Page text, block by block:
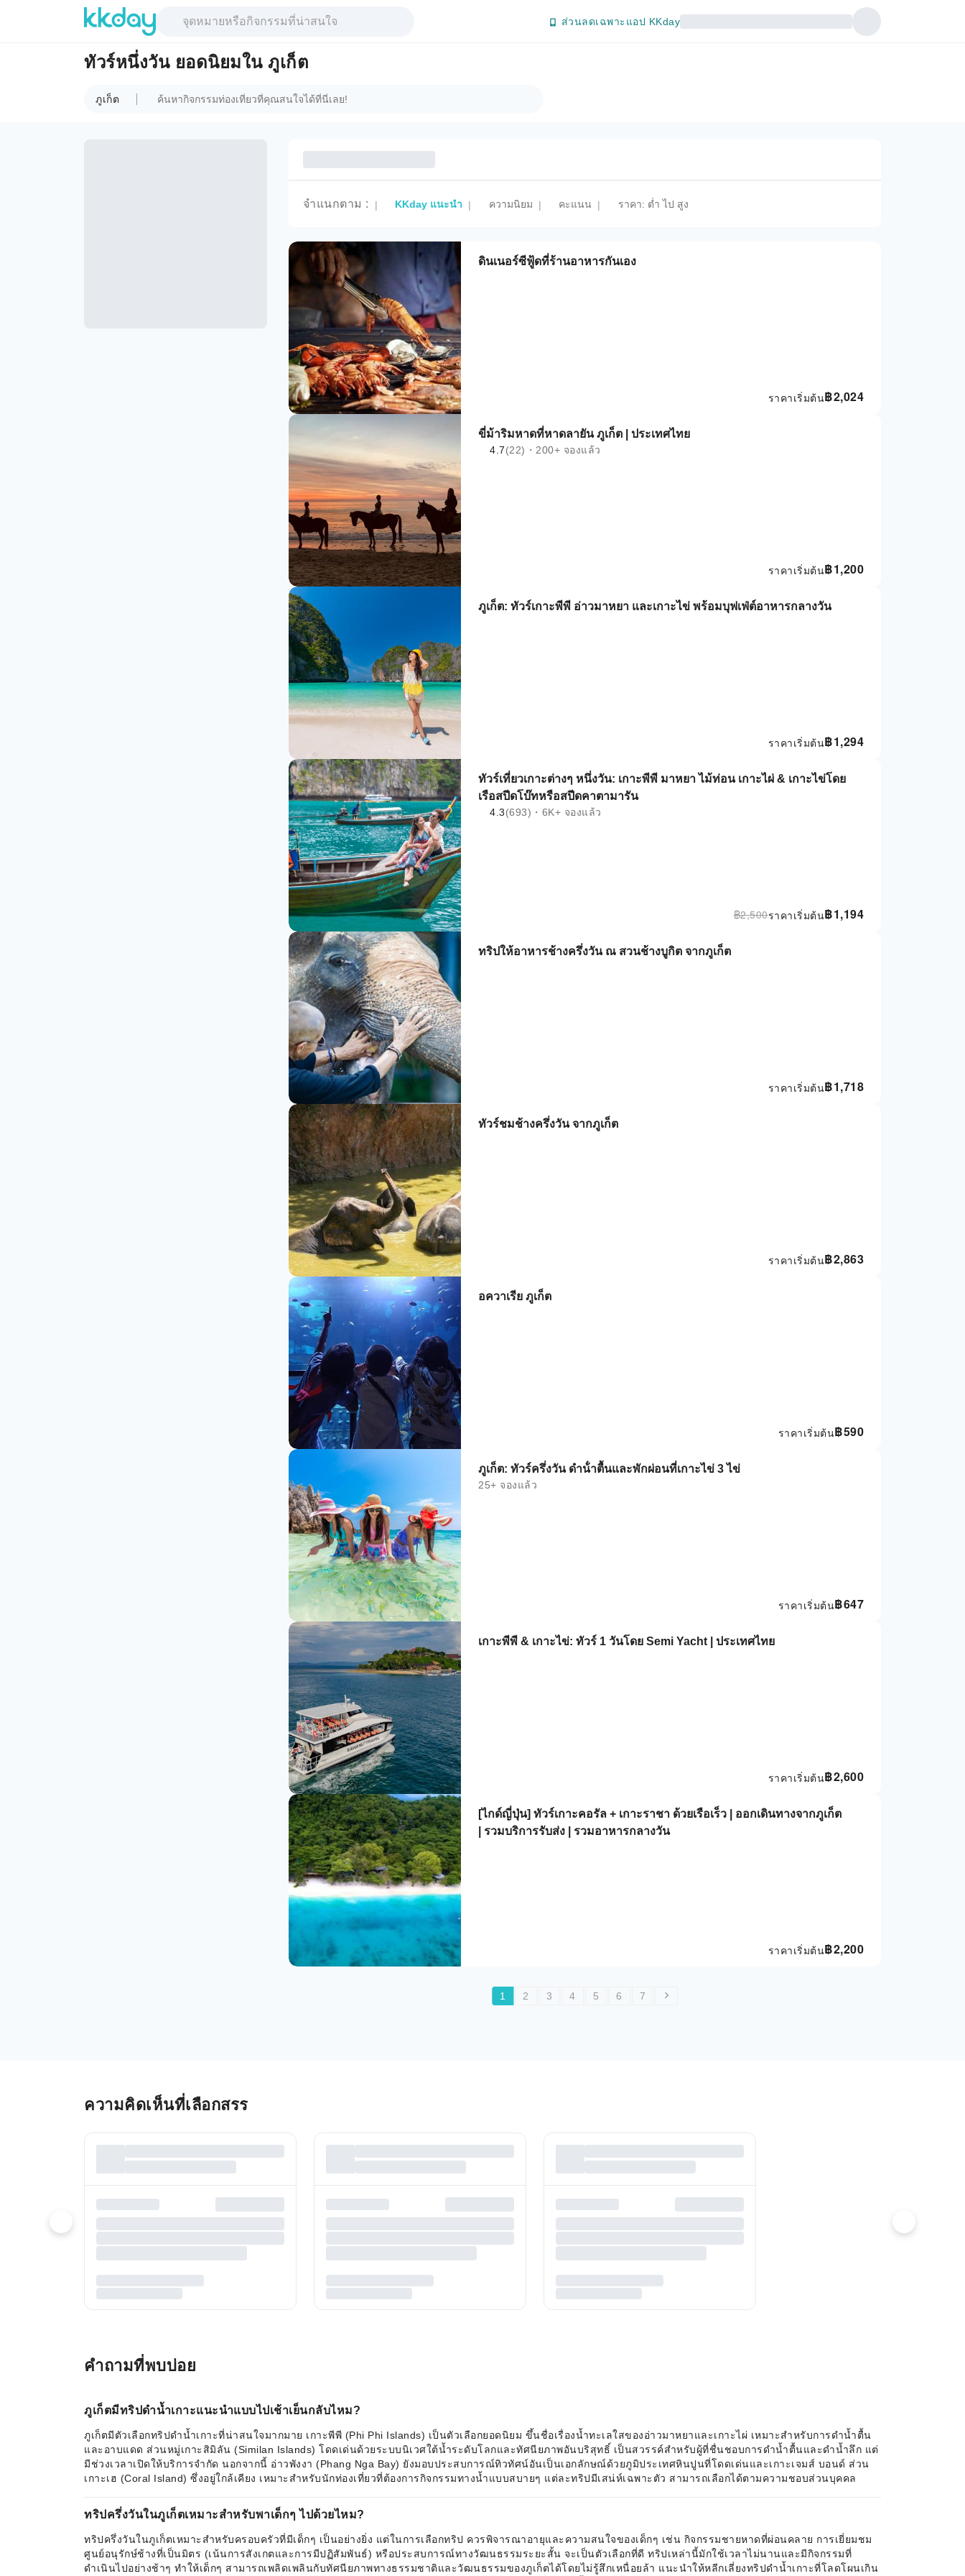
ส่วนลดเฉพาะแอป KKday
ทัวร์หนึ่งวัน ยอดนิยมใน ภูเก็ต
ภูเก็ต
จำแนกตาม : | KKday แนะนำ | ความนิยม | คะแนน | ราคา: ต่ำ ไป สูง
ดินเนอร์ซีฟู้ดที่ร้านอาหารกันเอง
฿2,024
ราคาเริ่มต้น
ขี่ม้าริมหาดที่หาดลายัน ภูเก็ต | ประเทศไทย
4.7(22)・200+ จองแล้ว
฿1,200
ราคาเริ่มต้น
ภูเก็ต: ทัวร์เกาะพีพี อ่าวมาหยา และเกาะไข่ พร้อมบุฟเฟ่ต์อาหารกลางวัน
฿1,294
ราคาเริ่มต้น
ทัวร์เที่ยวเกาะต่างๆ หนึ่งวัน: เกาะพีพี มาหยา ไม้ท่อน เกาะไผ่ & เกาะไข่โดย
เรือสปีดโบ๊ทหรือสปีดคาตามารัน
4.3(693)・6K+ จองแล้ว
฿1,194
ราคาเริ่มต้น
฿2,500
ทริปให้อาหารช้างครึ่งวัน ณ สวนช้างบูกิต จากภูเก็ต
฿1,718
ราคาเริ่มต้น
ทัวร์ชมช้างครึ่งวัน จากภูเก็ต
฿2,863
ราคาเริ่มต้น
อควาเรีย ภูเก็ต
฿590
ราคาเริ่มต้น
ภูเก็ต: ทัวร์ครึ่งวัน ดําน้ําตื้นและพักผ่อนที่เกาะไข่ 3 ไข่
25+ จองแล้ว
฿647
ราคาเริ่มต้น
เกาะพีพี & เกาะไข่: ทัวร์ 1 วันโดย Semi Yacht | ประเทศไทย
฿2,600
ราคาเริ่มต้น
[ไกด์ญี่ปุ่น] ทัวร์เกาะคอรัล + เกาะราชา ด้วยเรือเร็ว | ออกเดินทางจากภูเก็ต
| รวมบริการรับส่ง | รวมอาหารกลางวัน
฿2,200
ราคาเริ่มต้น
1 2 3 4 5 6 7
ความคิดเห็นที่เลือกสรร
คำถามที่พบบ่อย
ภูเก็ตมีทริปดำน้ำเกาะแนะนำแบบไปเช้าเย็นกลับไหม?
ภูเก็ตมีตัวเลือกทริปดำน้ำเกาะที่น่าสนใจมากมาย เกาะพีพี (Phi Phi Islands) เป็นตัวเลือกยอดนิยม ขึ้นชื่อเรื่องน้ำทะเลใสของอ่าวมาหยาและเกาะไผ่ เหมาะสำหรับการดำน้ำตื้น
และอาบแดด ส่วนหมู่เกาะสิมิลัน (Similan Islands) โดดเด่นด้วยระบบนิเวศใต้น้ำระดับโลกและทัศนียภาพอันบริสุทธิ์ เป็นสวรรค์สำหรับผู้ที่ชื่นชอบการดำน้ำตื้นและดำน้ำลึก แต่
มีช่วงเวลาเปิดให้บริการจำกัด นอกจากนี้ อ่าวพังงา (Phang Nga Bay) ยังมอบประสบการณ์ทิวทัศน์อันเป็นเอกลักษณ์ด้วยภูมิประเทศหินปูนที่โดดเด่นและเกาะเจมส์ บอนด์ ส่วน
เกาะเฮ (Coral Island) ซึ่งอยู่ใกล้เคียง เหมาะสำหรับนักท่องเที่ยวที่ต้องการกิจกรรมทางน้ำแบบสบายๆ แต่ละทริปมีเสน่ห์เฉพาะตัว สามารถเลือกได้ตามความชอบส่วนบุคคล
ทริปครึ่งวันในภูเก็ตเหมาะสำหรับพาเด็กๆ ไปด้วยไหม?
ทริปครึ่งวันในภูเก็ตเหมาะสำหรับครอบครัวที่มีเด็กๆ เป็นอย่างยิ่ง แต่ในการเลือกทริป ควรพิจารณาอายุและความสนใจของเด็กๆ เช่น กิจกรรมชายหาดที่ผ่อนคลาย การเยี่ยมชม
ศูนย์อนุรักษ์ช้างที่เป็นมิตร (เน้นการสังเกตและการมีปฏิสัมพันธ์) หรือประสบการณ์ทางวัฒนธรรมระยะสั้น จะเป็นตัวเลือกที่ดี ทริปเหล่านี้มักใช้เวลาไม่นานและมีกิจกรรมที่
ดำเนินไปอย่างช้าๆ ทำให้เด็กๆ สามารถเพลิดเพลินกับทัศนียภาพทางธรรมชาติและวัฒนธรรมของภูเก็ตได้โดยไม่รู้สึกเหนื่อยล้า แนะนำให้หลีกเลี่ยงทริปดำน้ำเกาะที่โลดโผนเกิน